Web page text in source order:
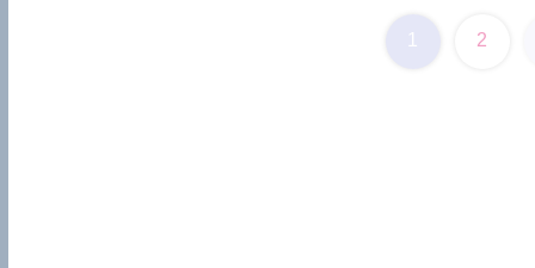
2